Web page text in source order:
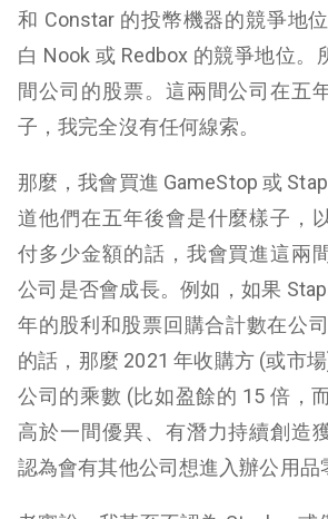
和 Constar 的投幣機器的競爭地
白 Nook 或 Redbox 的競爭地位。
間公司的股票。這兩間公司在五
子，我完全沒有任何線索。
那麼，我會買進 GameStop 或
道他們在五年後會是什麼樣子，
付多少金額的話，我會買進這兩
公司是否會成長。例如，如果
年的股利和股票回購合計數在公
的話，那麼 2021 年收購方 (或市
公司的乘數 (比如盈餘的 15 倍，
高於一間優異、有潛力持續創造
認為會有其他公司想進入辦公用品